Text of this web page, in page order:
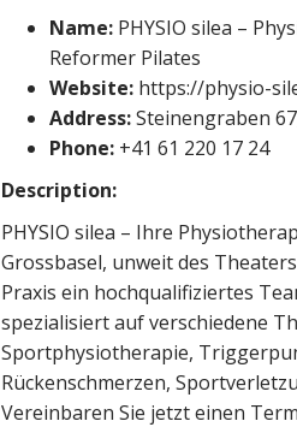
Name:PHYSIO silea –
Reformer Pilates
Website:https://physio-
Address:Steinengraben
Phone:+41 61 220 17 24
Description:
PHYSIO silea – Ihre
Grossbasel, unweit des
Praxis ein hochqualifiziertes
spezialisiert auf verschiedene
Sportphysiotherapie,
Rückenschmerzen,
Vereinbaren Sie jetzt einen